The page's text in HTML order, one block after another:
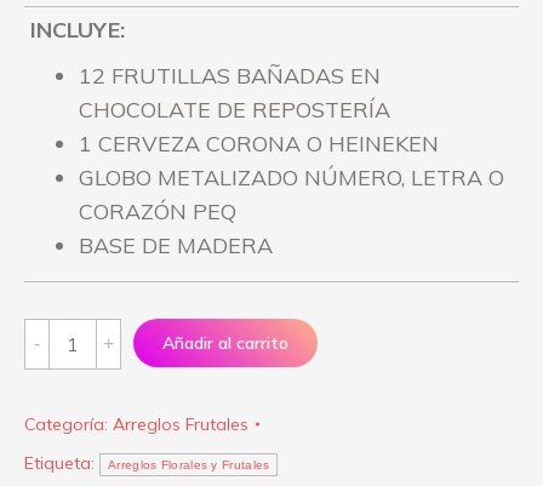
INCLUYE:
12 FRUTILLAS BAÑADAS EN
CHOCOLATE DE REPOSTERÍA
1 CERVEZA CORONA O HEINEKEN
GLOBO METALIZADO NÚMERO, LETRA O
CORAZÓN PEQ
BASE DE MADERA
Arreglo
"Por
quantity
Añadir al carrito
Categoría: Arreglos Frutales
Etiqueta:
Arreglos Florales y Frutales